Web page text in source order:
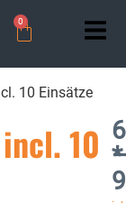
0
10 Einsätze
10 *